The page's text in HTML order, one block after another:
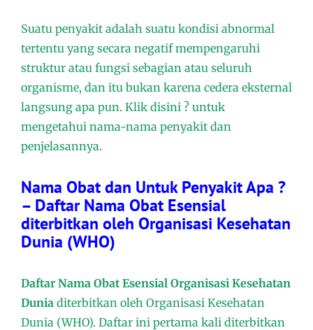
Suatu penyakit adalah suatu kondisi abnormal
tertentu yang secara negatif mempengaruhi
struktur atau fungsi sebagian atau seluruh
organisme, dan itu bukan karena cedera eksternal
langsung apa pun. Klik disini ? untuk
mengetahui nama-nama penyakit dan
penjelasannya.
Nama Obat dan Untuk Penyakit Apa ?
– Daftar Nama Obat Esensial
diterbitkan oleh Organisasi Kesehatan
Dunia (WHO)
Daftar Nama Obat Esensial Organisasi Kesehatan
Dunia diterbitkan oleh Organisasi Kesehatan
Dunia (WHO). Daftar ini pertama kali diterbitkan